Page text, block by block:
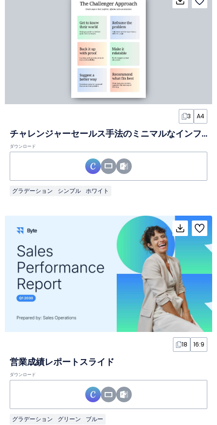
3 A4
チャレンジャーセールス手法のミニマルなインフォグラフィック
ダウンロード
グラデーション シンプル ホワイト
18 16:9
営業成績レポートスライド
ダウンロード
グラデーション グリーン ブルー